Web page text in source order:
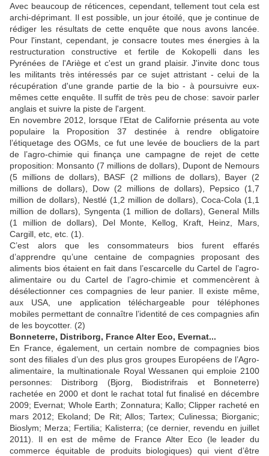
Avec beaucoup de réticences, cependant, tellement tout cela est
archi-déprimant. Il est possible, un jour étoilé, que je continue de
rédiger les résultats de cette enquête que nous avons lancée.
Pour l'instant, cependant, je consacre toutes mes énergies à la
restructuration constructive et fertile de Kokopelli dans les
Pyrénées de l'Ariège et c'est un grand plaisir. J'invite donc tous
les militants très intéressés par ce sujet attristant - celui de la
récupération d'une grande partie de la bio - à poursuivre eux-
mêmes cette enquête. Il suffit de très peu de chose: savoir parler
anglais et suivre la piste de l'argent.
En novembre 2012, lorsque l’Etat de Californie présenta au vote
populaire la Proposition 37 destinée à rendre obligatoire
l’étiquetage des OGMs, ce fut une levée de boucliers de la part
de l’agro-chimie qui finança une campagne de rejet de cette
proposition: Monsanto (7 millions de dollars), Dupont de Nemours
(5 millions de dollars), BASF (2 millions de dollars), Bayer (2
millions de dollars), Dow (2 millions de dollars), Pepsico (1,7
million de dollars), Nestlé (1,2 million de dollars), Coca-Cola (1,1
million de dollars), Syngenta (1 million de dollars), General Mills
(1 million de dollars), Del Monte, Kellog, Kraft, Heinz, Mars,
Cargill, etc, etc. (1).
C’est alors que les consommateurs bios furent effarés
d’apprendre qu’une centaine de compagnies proposant des
aliments bios étaient en fait dans l’escarcelle du Cartel de l’agro-
alimentaire ou du Cartel de l’agro-chimie et commencèrent à
désélectionner ces compagnies de leur panier. Il existe même,
aux USA, une application téléchargeable pour téléphones
mobiles permettant de connaître l’identité de ces compagnies afin
de les boycotter. (2)
Bonneterre, Distriborg, France Alter Eco, Evernat...
En France, également, un certain nombre de compagnies bios
sont des filiales d’un des plus gros groupes Européens de l’Agro-
alimentaire, la multinationale Royal Wessanen qui emploie 2100
personnes: Distriborg (Bjorg, Biodistrifrais et Bonneterre)
rachetée en 2000 et dont le rachat total fut finalisé en décembre
2009; Evernat; Whole Earth; Zonnatura; Kallo; Clipper racheté en
mars 2012; Ekoland; De Rit; Allos; Tartex; Culinessa; Biorganic;
Bioslym; Merza; Fertilia; Kalisterra; (ce dernier, revendu en juillet
2011). Il en est de même de France Alter Eco (le leader du
commerce équitable de produits biologiques) qui vient d’être